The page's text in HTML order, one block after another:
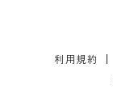
利用規約